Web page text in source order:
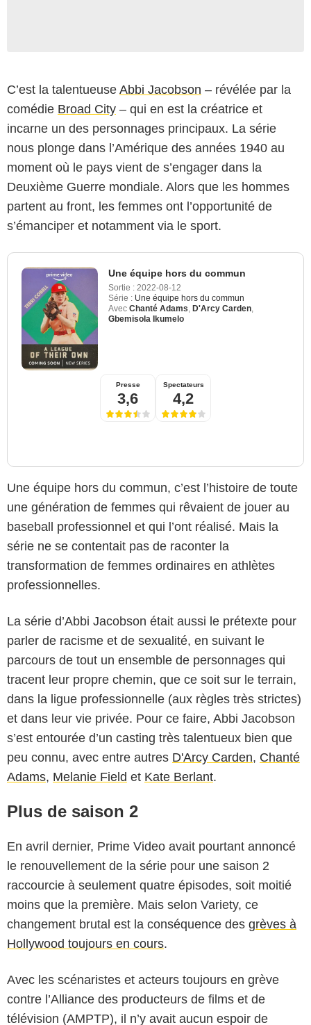
C’est la talentueuse Abbi Jacobson – révélée par la
comédie Broad City – qui en est la créatrice et
incarne un des personnages principaux. La série
nous plonge dans l’Amérique des années 1940 au
moment où le pays vient de s’engager dans la
Deuxième Guerre mondiale. Alors que les hommes
partent au front, les femmes ont l’opportunité de
s’émanciper et notamment via le sport.
Une équipe hors du commun
Sortie : 2022-08-12
Série : Une équipe hors du commun
Avec Chanté Adams D'Arcy Carden
Gbemisola Ikumelo
Presse
3,6
Spectateurs
4,2
Une équipe hors du commun, c’est l’histoire de toute
une génération de femmes qui rêvaient de jouer au
baseball professionnel et qui l’ont réalisé. Mais la
série ne se contentait pas de raconter la
transformation de femmes ordinaires en athlètes
professionnelles.
La série d’Abbi Jacobson était aussi le prétexte pour
parler de racisme et de sexualité, en suivant le
parcours de tout un ensemble de personnages qui
tracent leur propre chemin, que ce soit sur le terrain,
dans la ligue professionnelle (aux règles très strictes)
et dans leur vie privée. Pour ce faire, Abbi Jacobson
s’est entourée d’un casting très talentueux bien que
peu connu, avec entre autres D'Arcy Carden, Chanté
Adams, Melanie Field et Kate Berlant.
Plus de saison 2
En avril dernier, Prime Video avait pourtant annoncé
le renouvellement de la série pour une saison 2
raccourcie à seulement quatre épisodes, soit moitié
moins que la première. Mais selon Variety, ce
changement brutal est la conséquence des grèves à
Hollywood toujours en cours.
Avec les scénaristes et acteurs toujours en grève
contre l’Alliance des producteurs de films et de
télévision (AMPTP), il n’y avait aucun espoir de